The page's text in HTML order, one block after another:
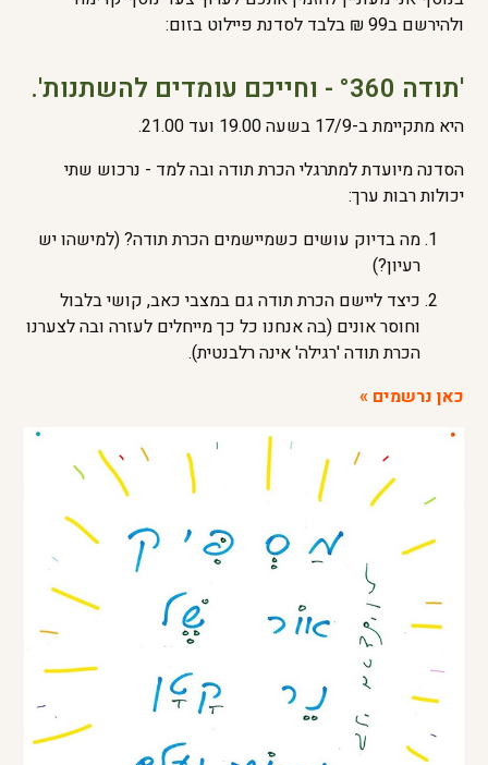
ולהירשם ב99 ₪ בלבד לסדנת פיילוט בזום:
'תודה °360 - וחייכם עומדים להשתנות'.
היא מתקיימת ב-17/9 בשעה 19.00 ועד 21.00.
הסדנה מיועדת למתרגלי הכרת תודה ובה למד - נרכוש שתי
יכולות רבות ערך:
מה בדיוק עושים כשמיישמים הכרת תודה? (למישהו יש
רעיון?)
כיצד ליישם הכרת תודה גם במצבי כאב, קושי בלבול
וחוסר אונים (בה אנחנו כל כך מייחלים לעזרה ובה לצערנו
הכרת תודה 'רגילה' אינה רלבנטית).
כאן נרשמים »